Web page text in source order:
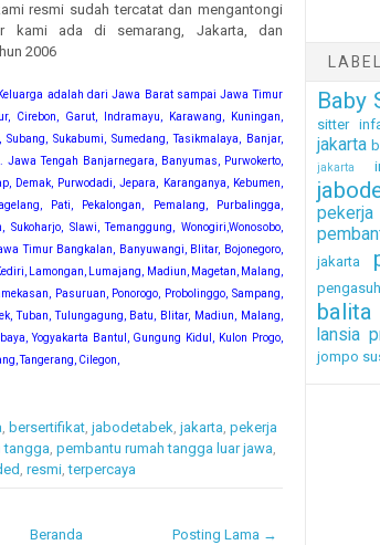
resmi sudah tercatat dan mengantongi
kami ada di semarang, Jakarta, dan
2006
adalah dari Jawa Barat sampai Jawa Timur
Cirebon, Garut, Indramayu, Karawang, Kuningan,
Sukabumi, Sumedang, Tasikmalaya, Banjar,
Jawa Tengah Banjarnegara, Banyumas, Purwokerto,
Demak, Purwodadi, Jepara, Karanganya, Kebumen,
Pati, Pekalongan, Pemalang, Purbalingga,
Sukoharjo, Slawi, Temanggung, Wonogiri,Wonosobo,
Timur Bangkalan, Banyuwangi, Blitar, Bojonegoro,
Lamongan, Lumajang, Madiun, Magetan, Malang,
Pasuruan, Ponorogo, Probolinggo, Sampang,
Tuban, Tulungagung, Batu, Blitar, Madiun, Malang,
Yogyakarta Bantul, Gungung Kidul, Kulon Progo,
Tangerang, Cilegon,
, bersertifikat, jabodetabek, jakarta, pekerja
tangga, pembantu rumah tangga luar jawa,
, resmi,terpercaya
Posting Lama →
Beranda
Baby
sitter
jakarta
jakarta
jakarta
balita
lansia
jompo